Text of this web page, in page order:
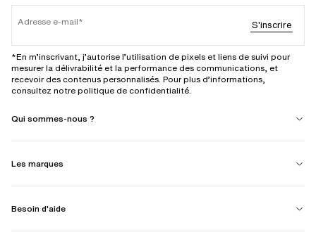
Adresse e-mail S'inscrire
*En m’inscrivant, j’autorise l’utilisation de pixels et liens de suivi pour
mesurer la délivrabilité et la performance des communications, et
recevoir des contenus personnalisés. Pour plus d’informations,
consultez notre politique de confidentialité.
Qui sommes-nous ?
Les marques
Besoin d'aide